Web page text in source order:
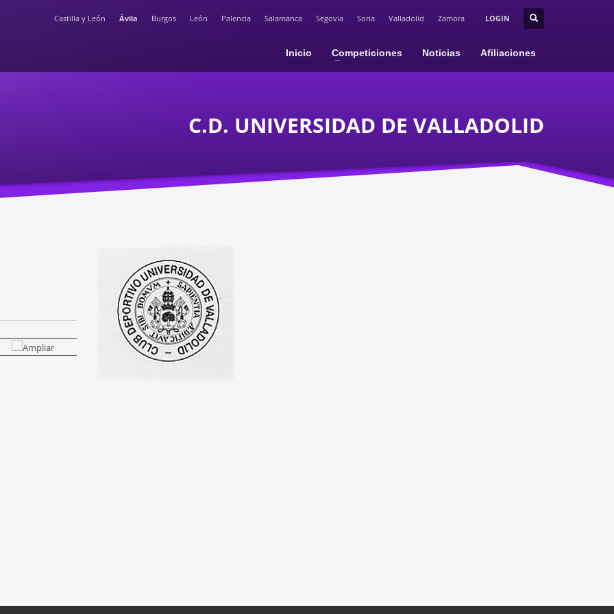
Castilla y León Ávila Burgos León Palencia Salamanca Segovia Soria Valladolid Zamora LOGIN
Inicio Competiciones Noticias Afiliaciones
C.D. UNIVERSIDAD DE VALLADOLID